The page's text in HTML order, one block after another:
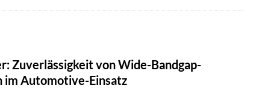
bei Pkw-Neuzulassungen in Deutschland im Juli 2026 BRANCHEN-
Zuverlässigkeit von Wide-Bandgap-
im Automotive-Einsatz